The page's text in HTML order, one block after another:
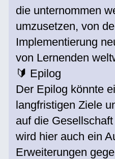
die unternommen
umzusetzen, von
Implementierung
von Lernenden
🔰 Epilog
Der Epilog könnte
langfristigen Ziele
auf die
wird hier auch ein
Erweiterungen